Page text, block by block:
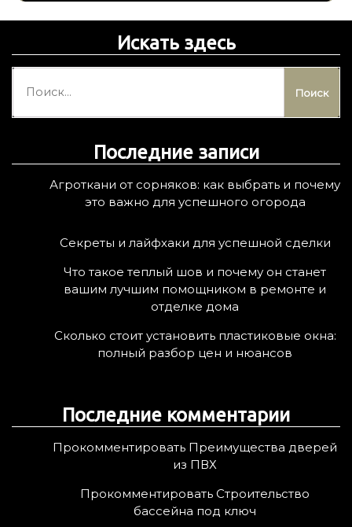
Искать здесь
й
Последние записи
Агроткани от сорняков: как выбрать и почему
это важно для успешного огорода
Секреты и лайфхаки для успешной сделки
Что такое теплый шов и почему он станет
вашим лучшим помощником в ремонте и
отделке дома
Сколько стоит установить пластиковые окна:
полный разбор цен и нюансов
Последние комментарии
Прокомментировать Преимущества дверей
из ПВХ
Прокомментировать Строительство
бассейна под ключ